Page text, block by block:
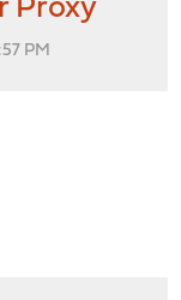
Proxy
PM